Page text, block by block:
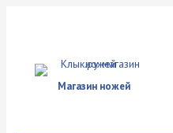
Магазин ножей